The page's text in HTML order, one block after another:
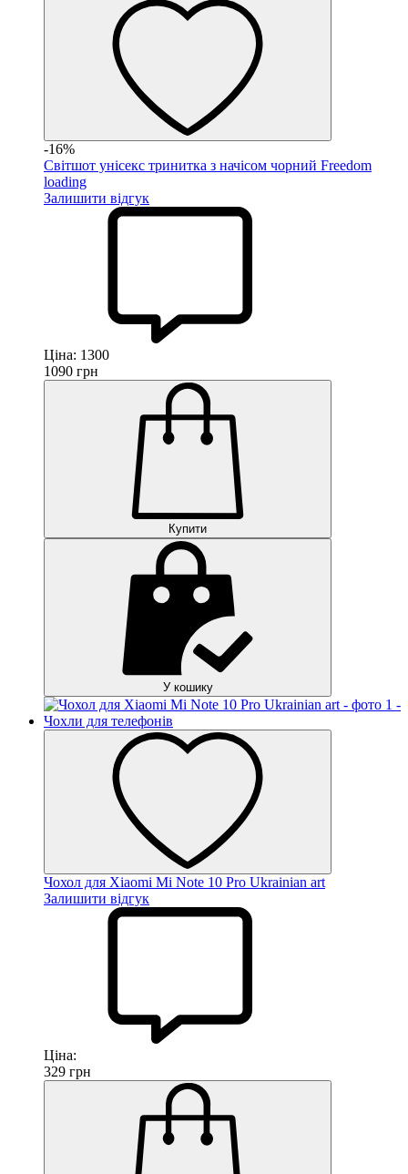
-16%
Світшот унісекс тринитка з начісом чорний Freedom
loading
Залишити відгук
Ціна: 1300
1090 грн
Купити
У кошику
Чохол для Xiaomi Mi Note 10 Pro Ukrainian art
Залишити відгук
Ціна:
329 грн